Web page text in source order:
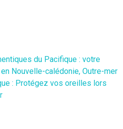
du Pacifique : votre
Nouvelle-calédonie, Outre-mer
: Protégez vos oreilles lors